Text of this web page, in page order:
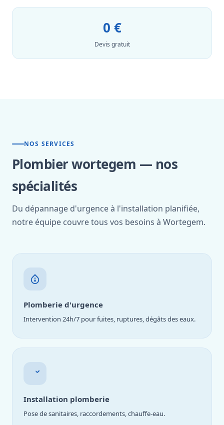
0 €
Devis gratuit
NOS SERVICES
Plombier wortegem — nos
spécialités
Du dépannage d'urgence à l'installation planifiée,
notre équipe couvre tous vos besoins à Wortegem.
Plomberie d'urgence
Intervention 24h/7 pour fuites, ruptures, dégâts des eaux.
Installation plomberie
Pose de sanitaires, raccordements, chauffe-eau.